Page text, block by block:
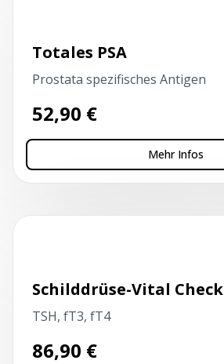
Totales PSA
Prostata spezifisches Antigen
52,90 €
Mehr Infos
Schilddrüse-Vital Check
TSH, fT3, fT4
86,90 €